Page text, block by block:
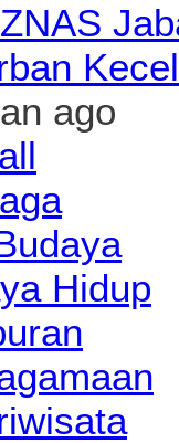
ago
Hidup